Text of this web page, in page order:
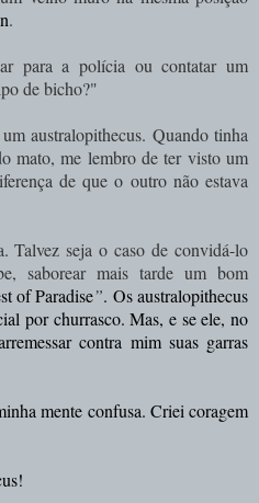
.
para a polícia ou contatar um
de bicho?"
australopithecus. Quando tinha
mato, me lembro de ter visto um
de que o outro não estava
Talvez seja o caso de convidá-lo
saborear mais tarde um bom
of Paradise”. Os australopithecus
por churrasco. Mas, e se ele, no
contra mim suas garras
mente confusa. Criei coragem